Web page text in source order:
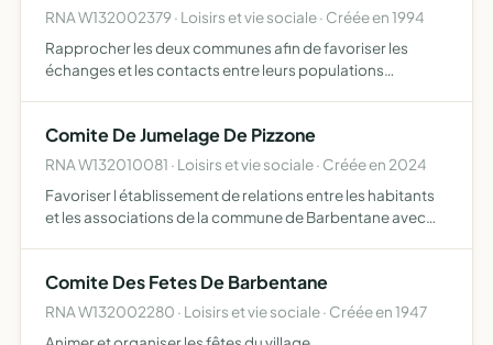
RNA W132002379 · Loisirs et vie sociale · Créée en 1994
Rapprocher les deux communes afin de favoriser les
échanges et les contacts entre leurs populations
Comite De Jumelage De Pizzone
RNA W132010081 · Loisirs et vie sociale · Créée en 2024
Favoriser l établissement de relations entre les habitants
et les associations de la commune de Barbentane avec
Comite Des Fetes De Barbentane
RNA W132002280 · Loisirs et vie sociale · Créée en 1947